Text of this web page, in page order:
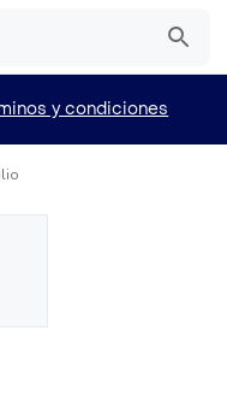
y condiciones